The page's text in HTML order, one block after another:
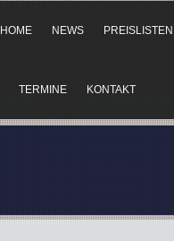
HOME NEWS PREISLISTEN
TERMINE KONTAKT